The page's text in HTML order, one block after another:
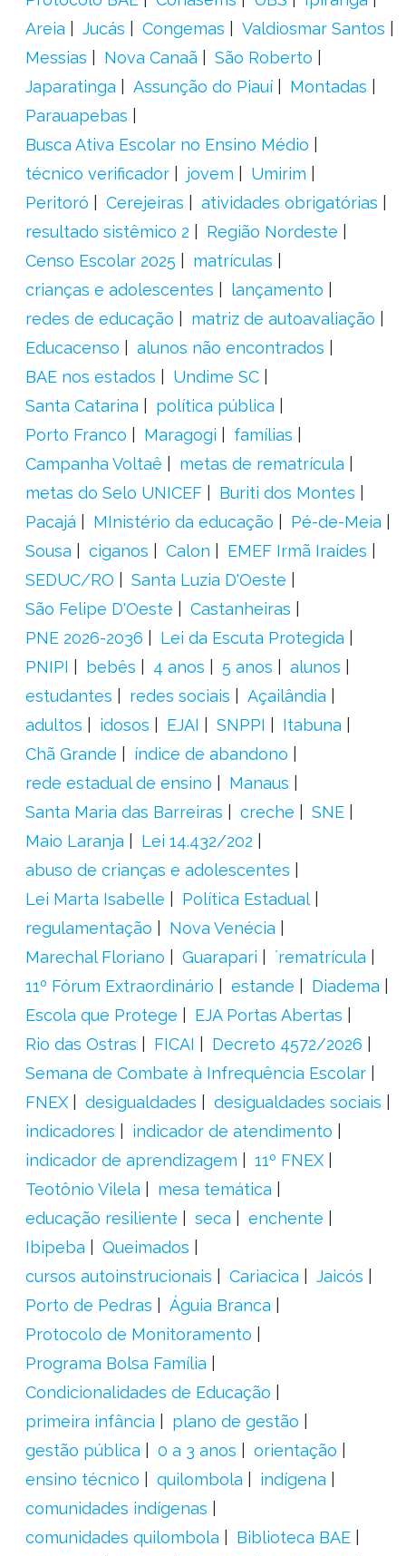
Areia
Jucás Congemas
Valdiosmar Santos
Messias
Nova Canaã
São Roberto
Japaratinga
Assunção do Piauí
Montadas
Parauapebas
Busca Ativa Escolar no Ensino Médio
técnico verificador
jovem
Umirim
Peritoró
Cerejeiras
atividades obrigatórias
resultado sistêmico 2
Região Nordeste
Censo Escolar 2025
matrículas
crianças e adolescentes
lançamento
redes de educação
matriz de autoavaliação
Educacenso
alunos não encontrados
BAE nos estados
Undime SC
Santa Catarina
política pública
Porto Franco
Maragogi
famílias
Campanha Voltaê
metas de rematrícula
metas do Selo UNICEF
Buriti dos Montes
Pacajá
MInistério da educação
Pé-de-Meia
Sousa
ciganos Calon
EMEF Irmã Iraídes
SEDUC/RO
Santa Luzia D'Oeste
São Felipe D'Oeste
Castanheiras
PNE 2026-2036
Lei da Escuta Protegida
PNIPI
bebês 4 anos 5 anos
alunos
estudantes
redes sociais
Açailândia
adultos
idosos EJAI SNPPI
Itabuna
Chã Grande
índice de abandono
rede estadual de ensino
Manaus
Santa Maria das Barreiras
creche
SNE
Maio Laranja
Lei 14.432/202
abuso de crianças e adolescentes
Lei Marta Isabelle
Política Estadual
regulamentação
Nova Venécia
Marechal Floriano
Guarapari
´rematrícula
11º Fórum Extraordinário
estande
Diadema
Escola que Protege
EJA Portas Abertas
Rio das Ostras
FICAI
Decreto 4572/2026
Semana de Combate à Infrequência Escolar
FNEX
desigualdades
desigualdades sociais
indicadores
indicador de atendimento
indicador de aprendizagem
11º FNEX
Teotônio Vilela
mesa temática
educação resiliente
seca
enchente
Ibipeba
Queimados
cursos autoinstrucionais
Cariacica
Jaicós
Porto de Pedras
Águia Branca
Protocolo de Monitoramento
Programa Bolsa Família
Condicionalidades de Educação
primeira infância
plano de gestão
gestão pública
0 a 3 anos
orientação
ensino técnico
quilombola
indígena
comunidades indígenas
comunidades quilombola
Biblioteca BAE